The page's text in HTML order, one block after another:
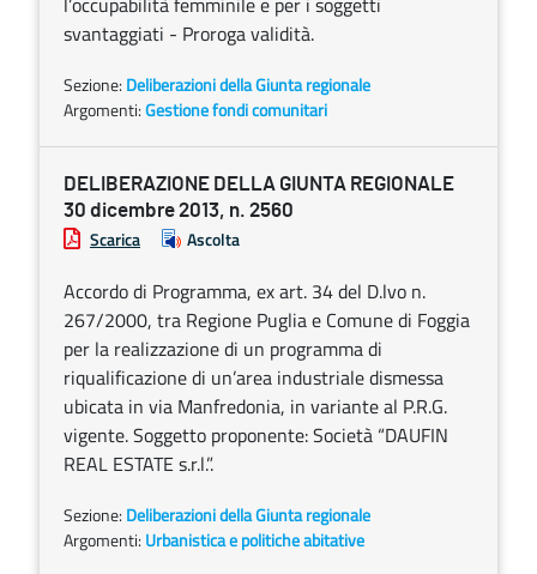
svantaggiati - Proroga validità.
Sezione: Deliberazioni della Giunta regionale
Argomenti:Gestione fondi comunitari
DELIBERAZIONE DELLA GIUNTA REGIONALE
30 dicembre 2013, n. 2560
Scarica Ascolta
Accordo di Programma, ex art. 34 del D.lvo n.
267/2000, tra Regione Puglia e Comune di Foggia
per la realizzazione di un programma di
riqualificazione di un’area industriale dismessa
ubicata in via Manfredonia, in variante al P.R.G.
vigente. Soggetto proponente: Società “DAUFIN
REAL ESTATE s.r.l.”.
Sezione: Deliberazioni della Giunta regionale
Argomenti: Urbanistica e politiche abitative